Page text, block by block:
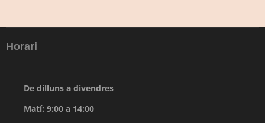
Horari
De dilluns a divendres
Matí: 9:00 a 14:00